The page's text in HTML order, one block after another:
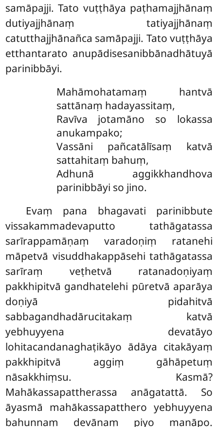
samāpajji. Tato vuṭṭhāya paṭhamajjhānaṃ
dutiyajjhānaṃ tatiyajjhānaṃ
catutthajjhānañca samāpajji. Tato vuṭṭhāya
etthantarato anupādisesanibbānadhātuyā
parinibbāyi.
Mahāmohatamaṃ hantvā
sattānaṃ hadayassitaṃ,
Ravīva jotamāno so lokassa
anukampako;
Vassāni pañcatālīsaṃ katvā
sattahitaṃ bahuṃ,
Adhunā aggikkhandhova
parinibbāyi so jino.
Evaṃ pana bhagavati parinibbute
vissakammadevaputto tathāgatassa
sarīrappamāṇaṃ varadoṇiṃ ratanehi
māpetvā visuddhakappāsehi tathāgatassa
sarīraṃ veṭhetvā ratanadoṇiyaṃ
pakkhipitvā gandhatelehi pūretvā aparāya
doṇiyā pidahitvā
sabbagandhadārucitakaṃ katvā
yebhuyyena devatāyo
lohitacandanaghaṭikāyo ādāya citakāyaṃ
pakkhipitvā aggiṃ gāhāpetuṃ
nāsakkhiṃsu. Kasmā?
Mahākassapattherassa anāgatattā. So
āyasmā mahākassapatthero yebhuyyena
bahunnaṃ devānaṃ piyo manāpo.